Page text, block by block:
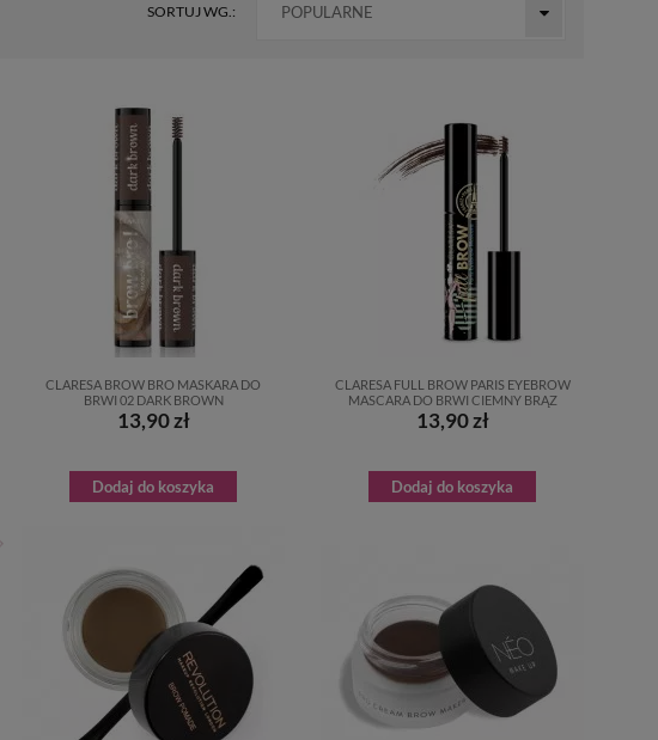
SORTUJ WG.: POPULARNE
CLARESA BROW BRO MASKARA DO
BRWI 02 DARK BROWN
13,90 zł
Dodaj do koszyka
CLARESA FULL BROW PARIS EYEBROW
MASCARA DO BRWI CIEMNY BRĄZ
13,90 zł
Dodaj do koszyka